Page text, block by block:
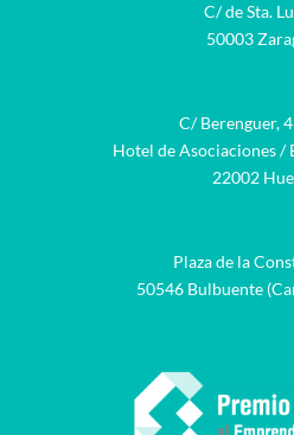
C/ de Sta.
50003
C/ Berenguer,
Hotel de Asociaciones
22002
Plaza de la
50546 Bulbuente